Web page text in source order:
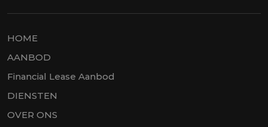
HOME
AANBOD
Financial Lease Aanbod
DIENSTEN
OVER ONS